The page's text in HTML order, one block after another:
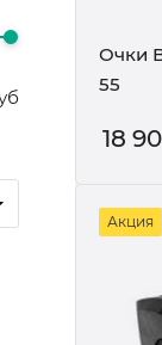
Очки
55
18
Акция